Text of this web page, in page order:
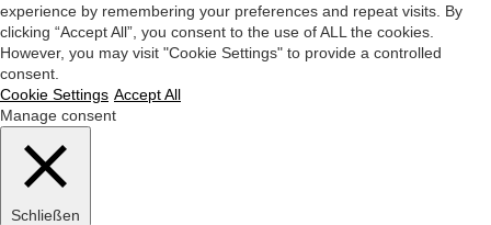
experience by remembering your preferences and repeat visits. By
clicking “Accept All”, you consent to the use of ALL the cookies.
However, you may visit "Cookie Settings" to provide a controlled
consent.
Cookie Settings Accept All
Manage consent
Schließen